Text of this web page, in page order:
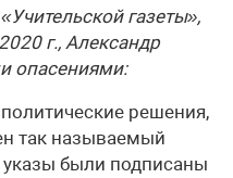
газеты»,
г., Александр
опасениями:
решения,
так называемый
указы были подписаны